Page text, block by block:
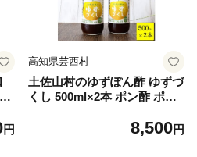
円
高知県芸西村
土佐山村のゆずぽん酢 ゆずづ
くし 500ml×2本 ポン酢 ポン
美味しい おいしい 鍋 しゃぶ
8,500円